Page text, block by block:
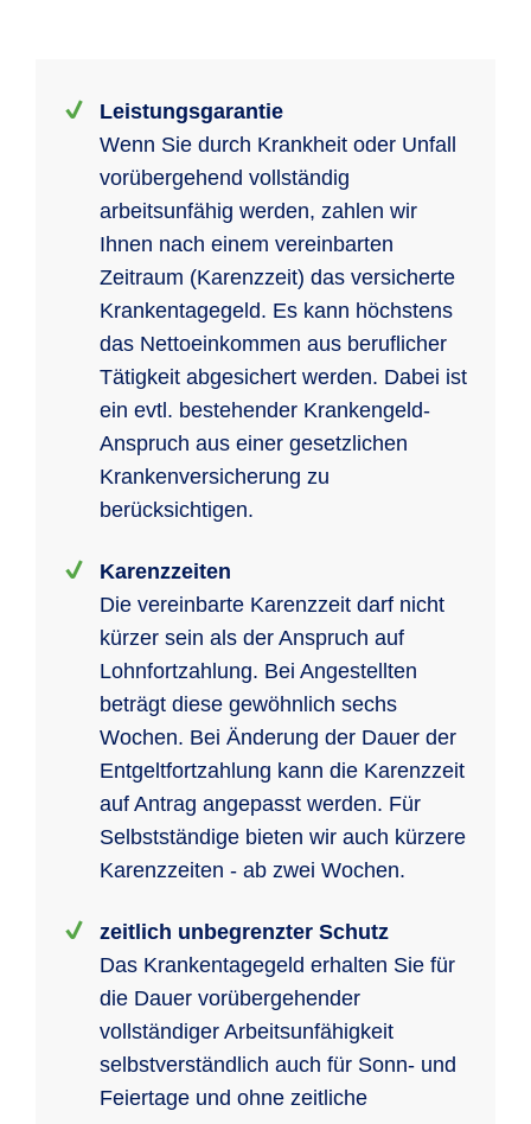
Leistungsgarantie
Wenn Sie durch Krankheit oder Unfall
vorübergehend vollständig
arbeitsunfähig werden, zahlen wir
Ihnen nach einem vereinbarten
Zeitraum (Karenzzeit) das versicherte
Krankentagegeld. Es kann höchstens
das Nettoeinkommen aus beruflicher
Tätigkeit abgesichert werden. Dabei ist
ein evtl. bestehender Krankengeld-
Anspruch aus einer gesetzlichen
Krankenversicherung zu
berücksichtigen.
Karenzzeiten
Die vereinbarte Karenzzeit darf nicht
kürzer sein als der Anspruch auf
Lohnfortzahlung. Bei Angestellten
beträgt diese gewöhnlich sechs
Wochen. Bei Änderung der Dauer der
Entgeltfortzahlung kann die Karenzzeit
auf Antrag angepasst werden. Für
Selbstständige bieten wir auch kürzere
Karenzzeiten - ab zwei Wochen.
zeitlich unbegrenzter Schutz
Das Krankentagegeld erhalten Sie für
die Dauer vorübergehender
vollständiger Arbeitsunfähigkeit
selbstverständlich auch für Sonn- und
Feiertage und ohne zeitliche